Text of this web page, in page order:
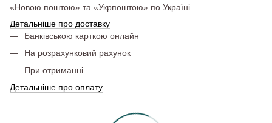
«Новою поштою» та «Укрпоштою» по Україні
Детальніше про доставку
Банківською карткою онлайн
На розрахунковий рахунок
При отриманні
Детальніше про оплату